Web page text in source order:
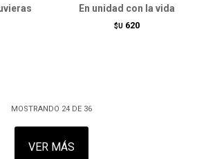
En unidad con la vida
$U 620
MOSTRANDO 24DE 36
VER MÁS